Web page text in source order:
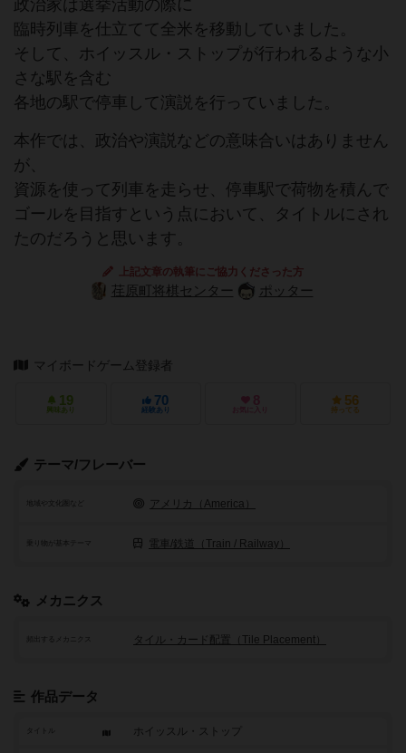
政治家は選挙活動の際に
臨時列車を仕立てて全米を移動していました。
そして、ホイッスル・ストップが行われるような小
さな駅を含む
各地の駅で停車して演説を行っていました。
本作では、政治や演説などの意味合いはありません
が、
資源を使って列車を走らせ、停車駅で荷物を積んで
ゴールを目指すという点において、タイトルにされ
たのだろうと思います。
上記文章の執筆にご協力くださった方
荏原町将棋センター ポッター
マイボードゲーム登録者
19
興味あり
70
経験あり
8
お気に入り
56
持ってる
テーマ/フレーバー
地域や文化圏など アメリカ（America）
乗り物が基本テーマ 電車/鉄道（Train / Railway）
メカニクス
頻出するメカニクス タイル・カード配置（Tile Placement）
作品データ
タイトル ホイッスル・ストップ